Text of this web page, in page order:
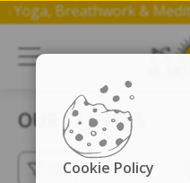
Yoga, Breathwork &
OUR CENTERS
(3)Cookie Policy